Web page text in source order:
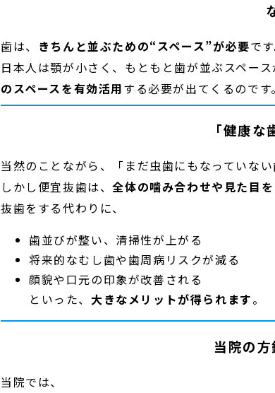
歯は、 きちんと並ぶための“スペース”が必要です
日本人は顎が小さく、もともと歯が並ぶスペー
のスペースを有効活用する必要が出てくるのです。
「健康
当然のことながら、「まだ虫歯にもなっていな
しかし便宜抜歯は、全体の噛み合わせや見た目
抜歯をする代わりに、
歯並びが整い、清掃性が上がる
将来的なむし歯や歯周病リスクが減る
顔貌や口元の印象が改善される
といった、 大きなメリットが得られます。
当院の
当院では、